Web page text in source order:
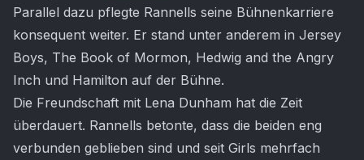
Parallel dazu pflegte Rannells seine Bühnenkarriere
konsequent weiter. Er stand unter anderem in Jersey
Boys, The Book of Mormon, Hedwig and the Angry
Inch und Hamilton auf der Bühne.
Die Freundschaft mit Lena Dunham hat die Zeit
überdauert. Rannells betonte, dass die beiden eng
verbunden geblieben sind und seit Girls mehrfach